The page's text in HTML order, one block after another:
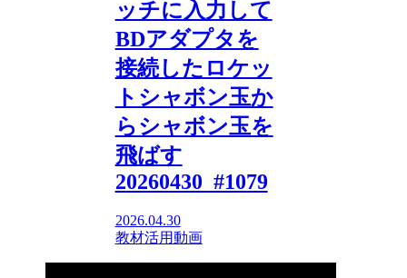
ッチに入力して
BDアダプタを
接続したロケッ
トシャボン玉か
らシャボン玉を
飛ばす
20260430_#1079
2026.04.30
教材活用動画